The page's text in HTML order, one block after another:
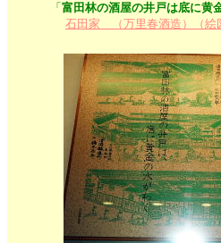
「 富田林の酒屋の井戸は底に黄
石田家 （万里春酒造）（絵